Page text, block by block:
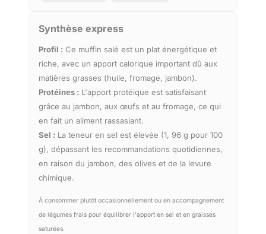
Synthèse express
Profil : Ce muffin salé est un plat énergétique et
riche, avec un apport calorique important dû aux
matières grasses (huile, fromage, jambon).
Protéines : L'apport protéique est satisfaisant
grâce au jambon, aux œufs et au fromage, ce qui
en fait un aliment rassasiant.
Sel : La teneur en sel est élevée (1, 96 g pour 100
g), dépassant les recommandations quotidiennes,
en raison du jambon, des olives et de la levure
chimique.
À consommer plutôt occasionnellement ou en accompagnement
de légumes frais pour équilibrer l'apport en sel et en graisses
saturées.